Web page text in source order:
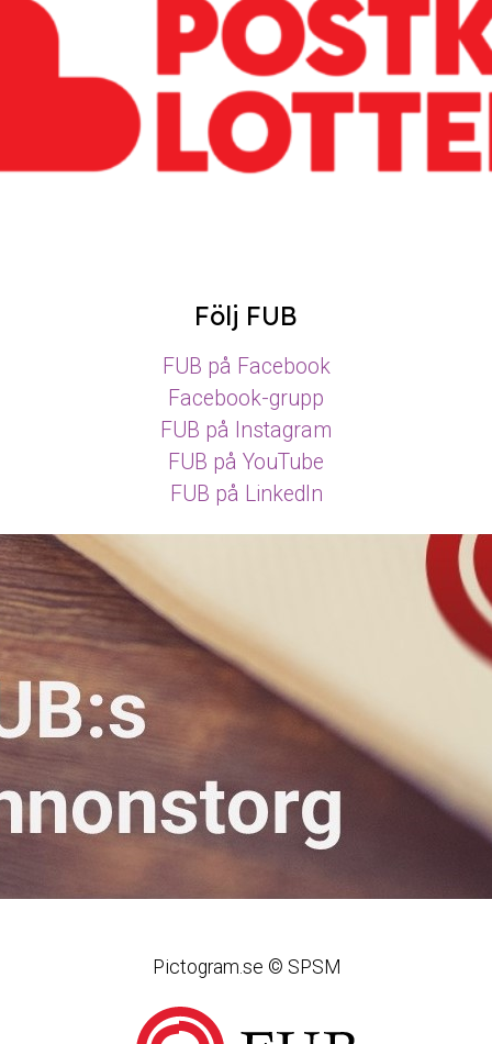
Följ FUB
FUB på Facebook
Facebook-grupp
FUB på Instagram
FUB på YouTube
FUB på LinkedIn
Pictogram.se © SPSM